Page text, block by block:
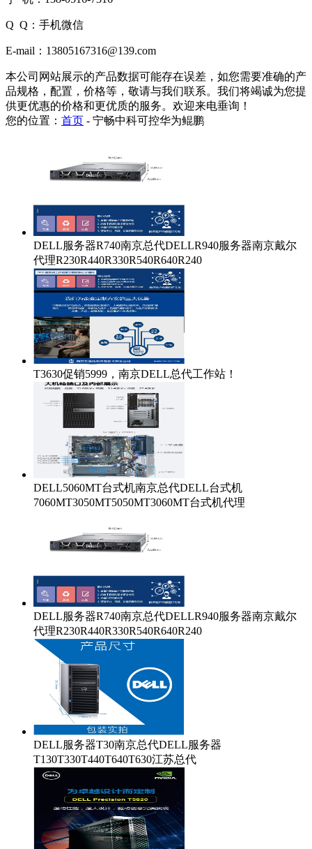
Q Q：手机微信
E-mail：13805167316@139.com
本公司网站展示的产品数据可能存在误差，如您需要准确的产
品规格，配置，价格等，敬请与我们联系。我们将竭诚为您提
供更优惠的价格和更优质的服务。欢迎来电垂询！
您的位置： 首页 - 宁畅中科可控华为鲲鹏
DELL服务器R740南京总代DELLR940服务器南京戴尔
代理R230R440R330R540R640R240
T3630促销5999，南京DELL总代工作站！
DELL5060MT台式机南京总代DELL台式机
7060MT3050MT5050MT3060MT台式机代理
DELL服务器R740南京总代DELLR940服务器南京戴尔
代理R230R440R330R540R640R240
DELL服务器T30南京总代DELL服务器
T130T330T440T640T630江苏总代